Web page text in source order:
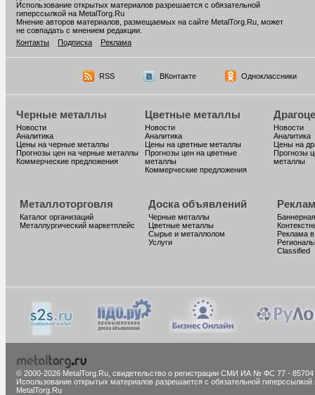
Использование открытых материалов разрешается с обязательной
гиперссылкой на MetalTorg.Ru
Мнение авторов материалов, размещаемых на сайте MetalTorg.Ru, может
не совпадать с мнением редакции.
Контакты
Подписка Реклама
RSS ВКонтакте Одноклассники
Черные металлы
Новости
Аналитика
Цены на черные металлы
Прогнозы цен на черные металлы
Коммерческие предложения
Цветные металлы
Новости
Аналитика
Цены на цветные металлы
Прогнозы цен на цветные
металлы
Коммерческие предложения
Новости
Аналитика
Цены на
Прогнозы
металлы
Металлоторговля
Каталог организаций
Металлургический маркетплейс
Доска объявлений
Черные металлы
Цветные металлы
Сырье и металлолом
Услуги
Реклама
Classified
© 2000-2026 MetalTorg.Ru, cвидетельство о регистрации СМИ ИА № ФС 77 - 85704
Использование открытых материалов разрешается с обязательной гиперссылкой
MetalTorg.Ru